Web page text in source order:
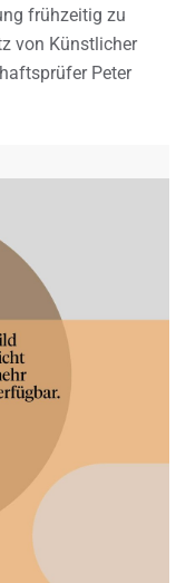
frühzeitig zu
von Künstlicher
Peter